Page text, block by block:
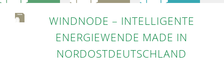
WINDNODE – INTELLIGENTE
ENERGIEWENDE MADE IN
NORDOSTDEUTSCHLAND